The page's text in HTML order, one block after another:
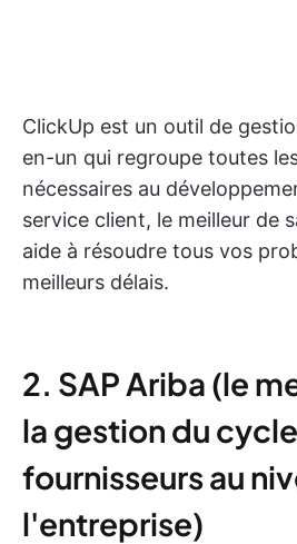
ClickUp est un outil de
en-un qui regroupe toutes
nécessaires au
service client, le meilleur de
aide à résoudre tous vos
meilleurs délais.
2. SAP Ariba (le
la gestion du
fournisseurs au
l'entreprise)